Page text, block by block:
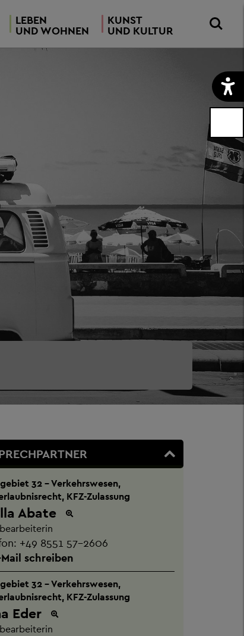
LEBEN
UND WOHNEN
KUNST
UND KULTUR
32 - Verkehrswesen,
KFZ-Zulassung
Abate
+49 8551 57-2606
Mail schreiben
32 - Verkehrswesen,
KFZ-Zulassung
Eder